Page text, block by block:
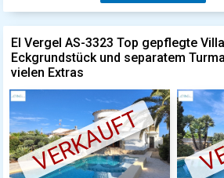
El Vergel AS-3323 Top gepflegte
Eckgrundstück und separatem
vielen Extras
VERKAUFT